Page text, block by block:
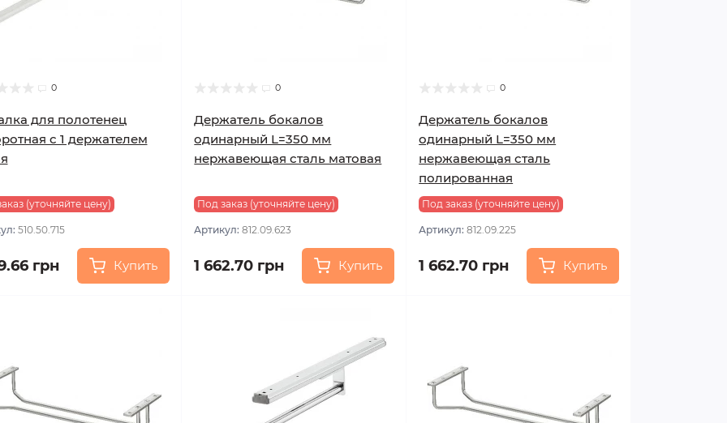
0
для полотенец
с 1 держателем
(уточняйте цену)
510.50.715
грн Купить
0
Держатель бокалов
одинарный L=350 мм
нержавеющая сталь матовая
Под заказ (уточняйте цену)
Артикул:812.09.623
1 662.70 грн Купить
0
Держатель бокалов
одинарный L=350 мм
нержавеющая сталь
полированная
Под заказ (уточняйте цену)
Артикул:812.09.225
1 662.70 грн Купить